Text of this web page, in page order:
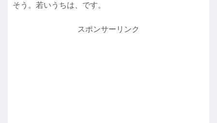
そう。若いうちは、です。
スポンサーリンク